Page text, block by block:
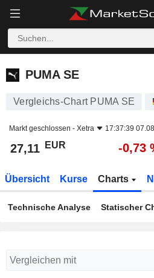
PUMA SE
PUMA SE
Vergleichs-Chart PUMA SE
Markt geschlossen - Xetra 17:37:39
27,11 EUR -0,73
Übersicht Kurse Charts
Technische Analyse Statischer